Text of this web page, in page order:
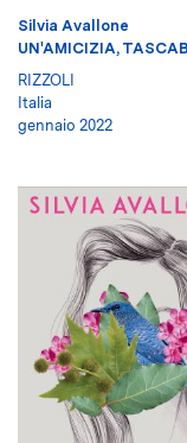
Silvia Avallone
UN'AMICIZIA,
RIZZOLI
Italia
gennaio 2022